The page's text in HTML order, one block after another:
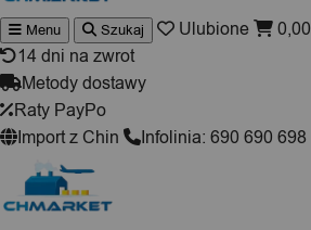
Wyszukiwarka
produktów
Menu Szukaj Ulubione 0,00
14 dni na zwrot
Metody dostawy
Raty PayPo
Import z Chin
Infolinia: 690 690 698